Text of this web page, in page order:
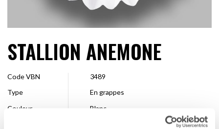
STALLION ANEMONE
Code VBN
3489
Type
En grappes
Couleur
Blanc